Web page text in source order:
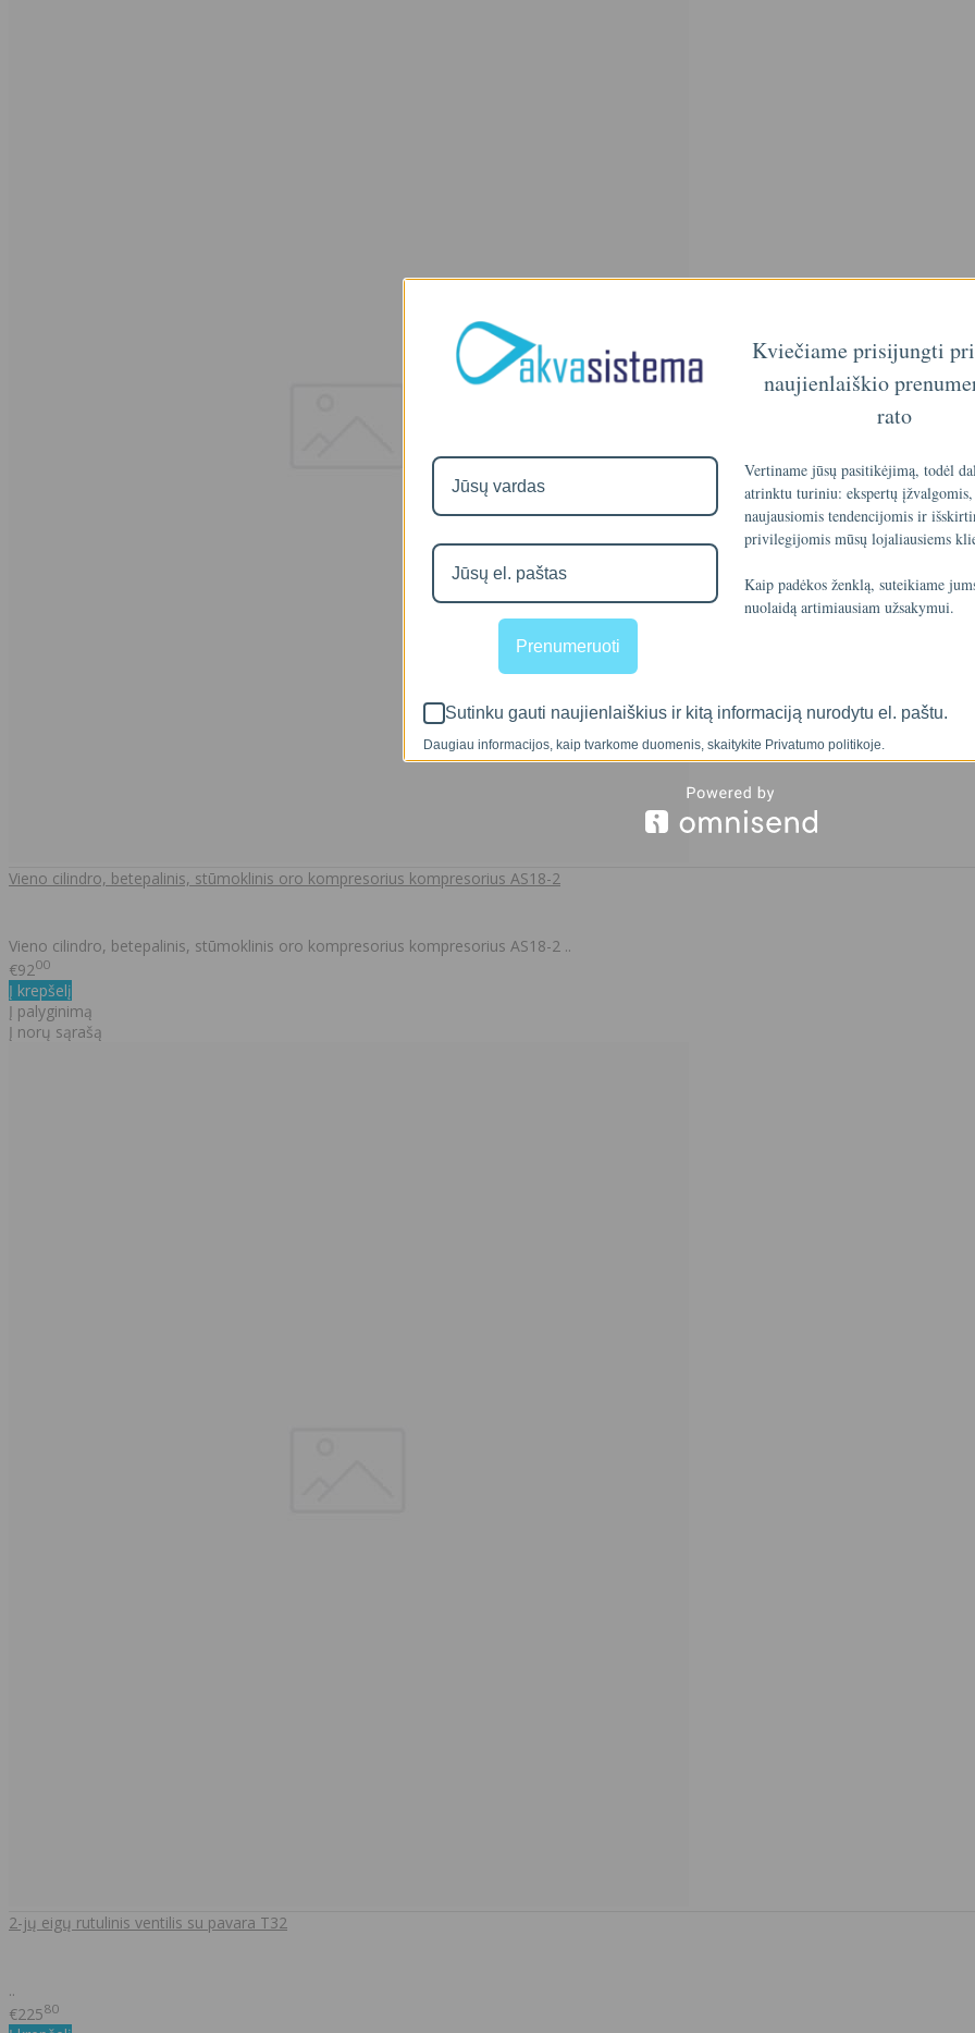
Vieno cilindro, betepalinis, stūmoklinis oro kompresorius kompresorius AS18-2
Vieno cilindro, betepalinis, stūmoklinis oro kompresorius kompresorius AS18-2 ..
€9200
Į krepšelį
Į palyginimą
Į norų sąrašą
2-jų eigų rutulinis ventilis su pavara T32
..
€22580
Prenumeruoti
Kviečiame prisijungti
naujienlaiškio
rato
Vertiname jūsų pasitikėjimą, todėl
atrinktu turiniu: ekspertų įžvalgomis,
naujausiomis tendencijomis ir
privilegijomis mūsų lojaliausiems
Kaip padėkos ženklą, suteikiame
nuolaidą artimiausiam užsakymui.
Sutinku gauti naujienlaiškius ir kitą informaciją nurodytu el. paštu.
Daugiau informacijos, kaip tvarkome duomenis, skaitykite Privatumo politikoje.